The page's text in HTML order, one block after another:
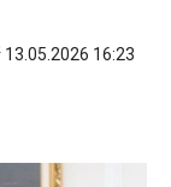
13.05.2026 16:23